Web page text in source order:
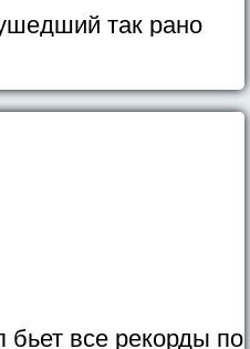
так рано
все рекорды по